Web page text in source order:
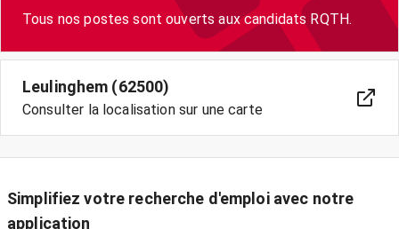
Tous nos postes sont ouverts aux candidats RQTH.
Leulinghem (62500)
Consulter la localisation sur une carte
Simplifiez votre recherche d'emploi avec notre
application